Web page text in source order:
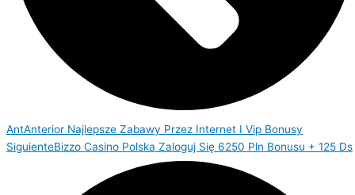
AntAnterior Najlepsze Zabawy Przez Internet I Vip Bonusy
SiguienteBizzo Casino Polska Zaloguj Się 6250 Pln Bonusu + 125 Ds